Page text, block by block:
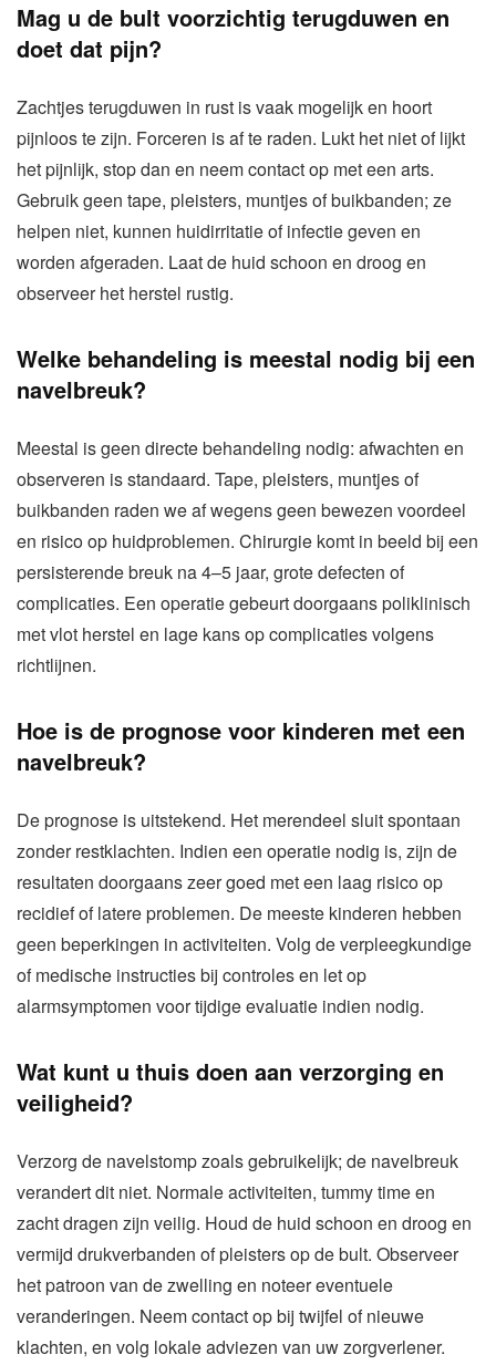
Mag u de bult voorzichtig terugduwen en
doet dat pijn?
Zachtjes terugduwen in rust is vaak mogelijk en hoort
pijnloos te zijn. Forceren is af te raden. Lukt het niet of lijkt
het pijnlijk, stop dan en neem contact op met een arts.
Gebruik geen tape, pleisters, muntjes of buikbanden; ze
helpen niet, kunnen huidirritatie of infectie geven en
worden afgeraden. Laat de huid schoon en droog en
observeer het herstel rustig.
Welke behandeling is meestal nodig bij een
navelbreuk?
Meestal is geen directe behandeling nodig: afwachten en
observeren is standaard. Tape, pleisters, muntjes of
buikbanden raden we af wegens geen bewezen voordeel
en risico op huidproblemen. Chirurgie komt in beeld bij een
persisterende breuk na 4–5 jaar, grote defecten of
complicaties. Een operatie gebeurt doorgaans poliklinisch
met vlot herstel en lage kans op complicaties volgens
richtlijnen.
Hoe is de prognose voor kinderen met een
navelbreuk?
De prognose is uitstekend. Het merendeel sluit spontaan
zonder restklachten. Indien een operatie nodig is, zijn de
resultaten doorgaans zeer goed met een laag risico op
recidief of latere problemen. De meeste kinderen hebben
geen beperkingen in activiteiten. Volg de verpleegkundige
of medische instructies bij controles en let op
alarmsymptomen voor tijdige evaluatie indien nodig.
Wat kunt u thuis doen aan verzorging en
veiligheid?
Verzorg de navelstomp zoals gebruikelijk; de navelbreuk
verandert dit niet. Normale activiteiten, tummy time en
zacht dragen zijn veilig. Houd de huid schoon en droog en
vermijd drukverbanden of pleisters op de bult. Observeer
het patroon van de zwelling en noteer eventuele
veranderingen. Neem contact op bij twijfel of nieuwe
klachten, en volg lokale adviezen van uw zorgverlener.